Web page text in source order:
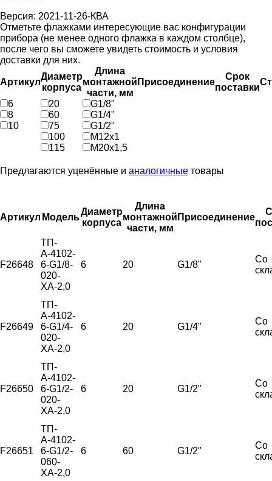
Версия: 2021-11-26-КВА
Отметьте флажками интересующие вас конфигурации
прибора (не менее одного флажка в каждом столбце),
после чего вы сможете увидеть стоимость и условия
доставки для них.
Артикул
Диаметр
корпуса
Длина
монтажной
части, мм
Присоединение
Срок
поставки
6
8
10
20
60
75
100
115
G1/8"
G1/4"
G1/2"
М12х1
М20х1,5
Предлагаются уценённые и аналогичные товары
Артикул Модель
Диаметр
корпуса
Длина
монтажной
части, мм
Присоединение
F26648
ТП-
А-4102-
6-G1/8-
020-
ХА-2,0
6 20 G1/8"
Со
F26649
ТП-
А-4102-
6-G1/4-
020-
ХА-2,0
6 20 G1/4"
Со
F26650
ТП-
А-4102-
6-G1/2-
020-
ХА-2,0
6 20 G1/2"
Со
F26651
ТП-
А-4102-
6-G1/2-
060-
ХА-2,0
6 60 G1/2"
Со